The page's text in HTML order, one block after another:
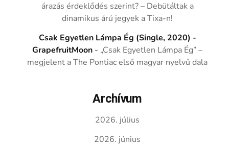
árazás érdeklődés szerint? – Debütáltak a
dinamikus árú jegyek a Tixa-n!
Csak Egyetlen Lámpa Ég (Single, 2020) -
GrapefruitMoon - „Csak Egyetlen Lámpa Ég” –
megjelent a The Pontiac első magyar nyelvű dala
Archívum
2026. július
2026. június